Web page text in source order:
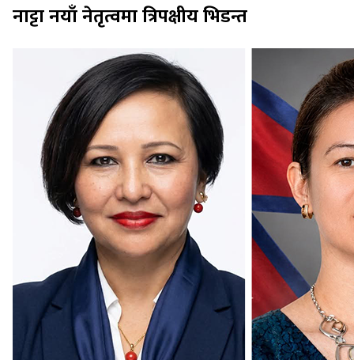
नाट्टा नयाँ नेतृत्वमा त्रिपक्षीय भिडन्त